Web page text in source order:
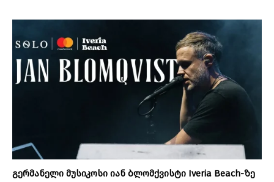
გერმანელი მუსიკოსი იან ბლომქვისტი Iveria Beach-ზე